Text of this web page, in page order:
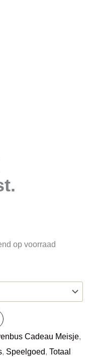
op voorraad
Cadeau Meisje,
, Speelgoed, Totaal